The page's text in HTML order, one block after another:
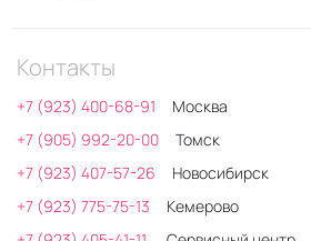
Контакты
+7 (923) 400-68-91
Москва
+7 (905) 992-20-00
Томск
+7 (923) 407-57-26
Новосибирск
+7 (923) 775-75-13
Кемерово